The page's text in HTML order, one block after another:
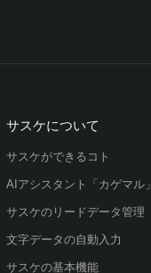
サスケについて
サスケができるコト
AIアシスタント「カゲマル」
サスケのリードデータ管理
文字データの自動入力
サスケの基本機能